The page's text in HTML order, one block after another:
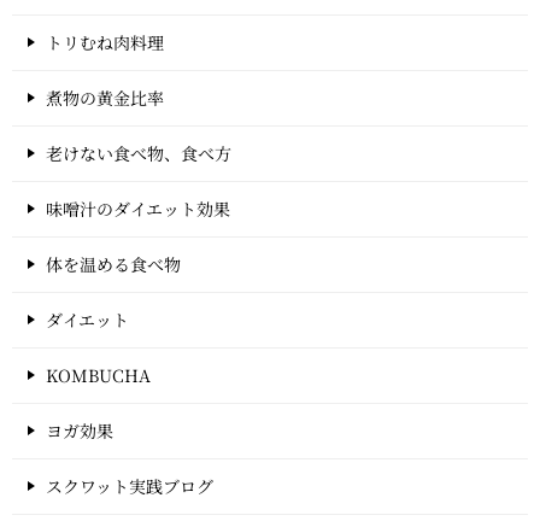
トリむね肉料理
煮物の黄金比率
老けない食べ物、食べ方
味噌汁のダイエット効果
体を温める食べ物
ダイエット
KOMBUCHA
ヨガ効果
スクワット実践ブログ